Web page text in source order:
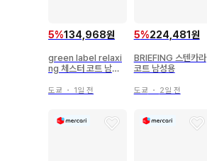
5%134,968원
green label relaxi
ng 체스터 코트 남성
도쿄 ・ 1일 전
5%224,481원
BRIEFING 스텐카라
코트 남성용
도쿄 ・ 2일 전